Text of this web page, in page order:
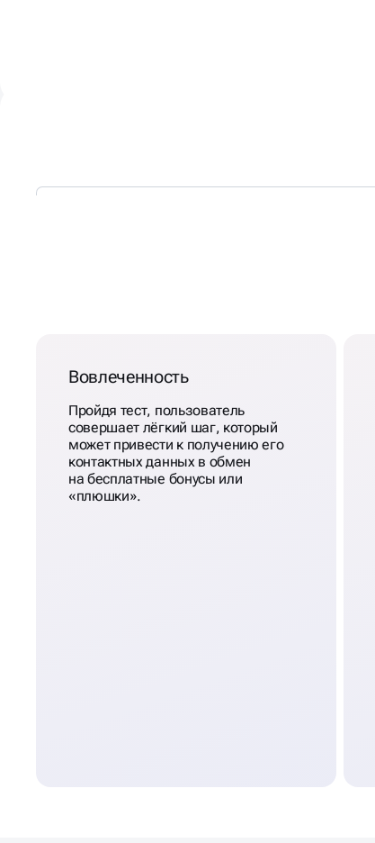
Вовлеченность
Пройдя тест, пользователь
совершает лёгкий шаг, который
может привести к получению его
контактных данных в обмен
на бесплатные бонусы или
«плюшки».